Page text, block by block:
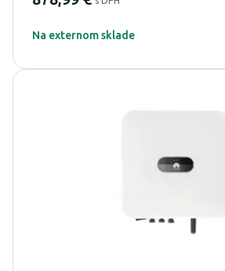
Na externom sklade